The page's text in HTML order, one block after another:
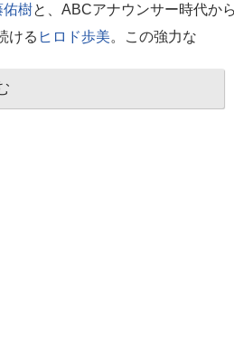
佑樹と、ABCアナウンサー時代か
ける ヒロド歩美。この強力な